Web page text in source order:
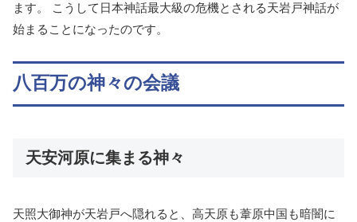
ます。 こうして日本神話最大級の危機とされる天岩戸神話が
始まることになったのです。
八百万の神々の会議
天安河原に集まる神々
天照大御神が天岩戸へ隠れると、高天原も葦原中国も暗闇に